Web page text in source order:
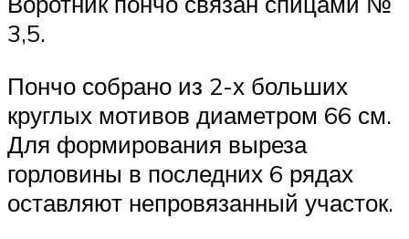
3,5.
Пончо собрано из 2-х больших
круглых мотивов диаметром 66 см.
Для формирования выреза
горловины в последних 6 рядах
оставляют непровязанный участок.